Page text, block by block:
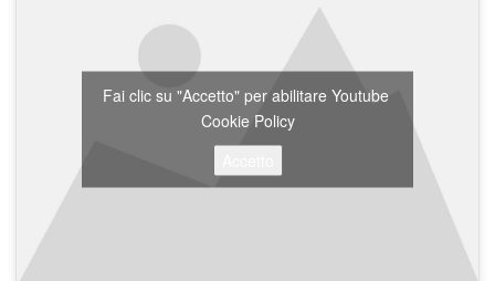
Fai clic su "Accetto" per abilitare Youtube
Cookie Policy